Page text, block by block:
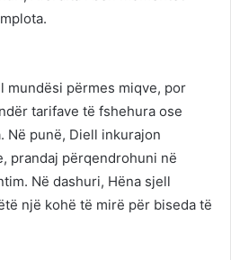
mundësi përmes miqve, por
tarifave të fshehura ose
Në punë, Diell inkurajon
prandaj përqendrohuni në
Në dashuri, Hëna sjell
një kohë të mirë për biseda të